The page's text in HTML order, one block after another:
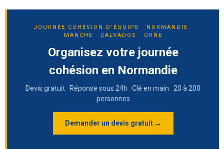
JOURNÉE COHÉSION D’ÉQUIPE · NORMANDIE ·
MANCHE · CALVADOS · ORNE
Organisez votre journée
cohésion en Normandie
Devis gratuit · Réponse sous 24h · Clé en main · 20 à 200
personnes
Demander un devis gratuit →